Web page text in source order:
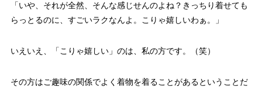
「いや、それが全然、そんな感じせんのよね？きっちり着せても
らっとるのに、すごいラクなんよ。こりゃ嬉しいわぁ。」
いえいえ、「こりゃ嬉しい」のは、私の方です。（笑）
その方はご趣味の関係でよく着物を着ることがあるということだ